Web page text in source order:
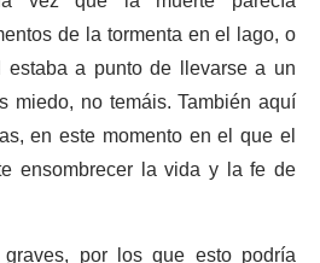
de la tormenta en el lago, o
a punto de llevarse a un
miedo, no temáis. También aquí
en este momento en el que el
ensombrecer la vida y la fe de